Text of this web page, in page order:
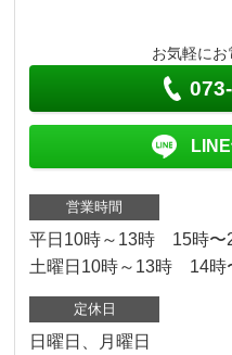
お気軽にお
営業時間
平日10時～13時 15時〜
土曜日10時～13時 14時
定休日
日曜日、月曜日